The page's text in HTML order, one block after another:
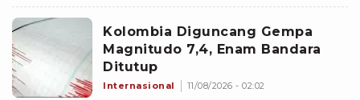
Kolombia Diguncang Gempa
Magnitudo 7,4, Enam Bandara
Ditutup
Internasional 11/08/2026 - 02:02